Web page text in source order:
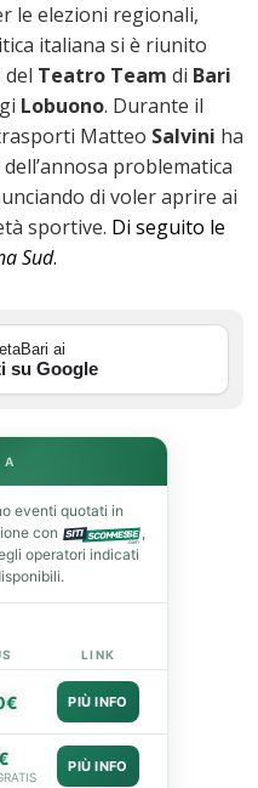
le elezioni regionali,
italiana si è riunito
Teatro Team di Bari
Lobuono. Durante il
Matteo Salvini ha
dell’annosa problematica
di voler aprire ai
sportive. Di seguito le
Sud.
ai
su Google
A
eventi quotati in
con
,
operatori indicati
LINK
PIÙ INFO
PIÙ INFO